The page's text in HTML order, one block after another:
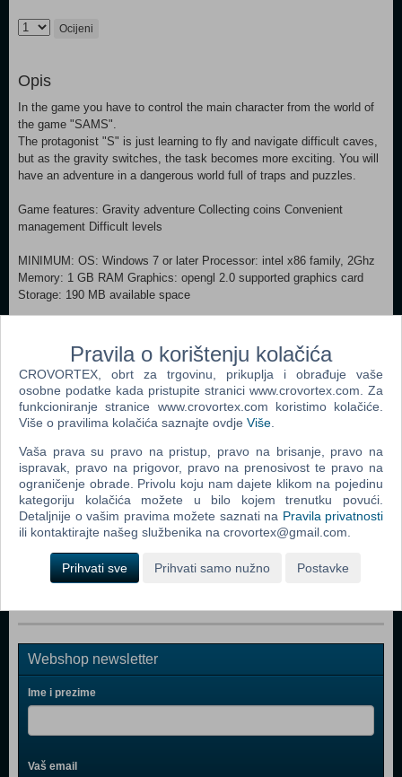
Ocijeni
Opis
In the game you have to control the main character from the world of
the game "SAMS".
The protagonist "S" is just learning to fly and navigate difficult caves,
but as the gravity switches, the task becomes more exciting. You will
have an adventure in a dangerous world full of traps and puzzles.
Game features: Gravity adventure Collecting coins Convenient
management Difficult levels
MINIMUM: OS: Windows 7 or later Processor: intel x86 family, 2Ghz
Memory: 1 GB RAM Graphics: opengl 2.0 supported graphics card
Storage: 190 MB available space
Popularno
Grand Theft Auto San Andreas (PC)
Grand Theft Auto Vice City (PC)
Grand Theft Auto IV (PC)
Call Of Duty 4 Modern Warfare (PC)
Spider - Man 3 (PC)
Assassin's Creed (PC)
Webshop newsletter
Ime i prezime
Vaš email
Pravila o korištenju kolačića
CROVORTEX, obrt za trgovinu, prikuplja i obrađuje vaše
osobne podatke kada pristupite stranici www.crovortex.com. Za
funkcioniranje stranice www.crovortex.com koristimo kolačiće.
Više o pravilima kolačića saznajte ovdje Više
Vaša prava su pravo na pristup, pravo na brisanje, pravo na
ispravak, pravo na prigovor, pravo na prenosivost te pravo na
ograničenje obrade. Privolu koju nam dajete klikom na pojedinu
kategoriju kolačića možete u bilo kojem trenutku povući.
Detaljnije o vašim pravima možete saznati na Pravila privatnosti
ili kontaktirajte našeg službenika na crovortex@gmail.com.
Prihvati sve Prihvati samo nužno Postavke